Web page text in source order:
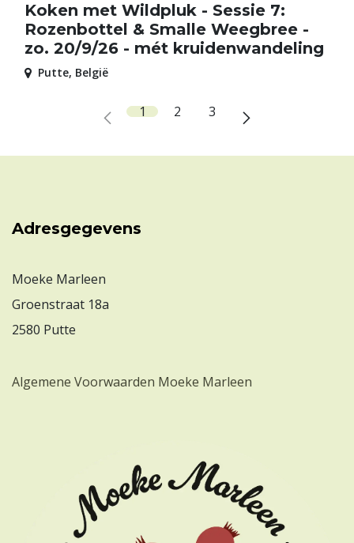
Koken met Wildpluk - Sessie 7:
Rozenbottel & Smalle Weegbree -
zo. 20/9/26 - mét kruidenwandeling
Putte, België
1 2 3
Adresgegevens
Moeke Marleen
Groenstraat 18a
2580 Putte
Algemene Voorwaarden Moeke Marleen